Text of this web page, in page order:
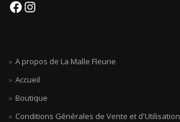
A propos de La Malle Fleurie
Accueil
Boutique
Conditions Générales de Vente et d'Utilisation